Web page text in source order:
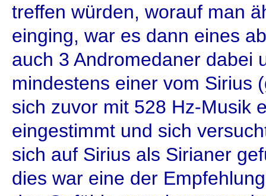
treffen würden, worauf man
einging, war es dann eines
auch 3 Andromedaner dabei
mindestens einer vom Sirius
sich zuvor mit 528 Hz-Musik
eingestimmt und sich
sich auf Sirius als Sirianer
dies war eine der